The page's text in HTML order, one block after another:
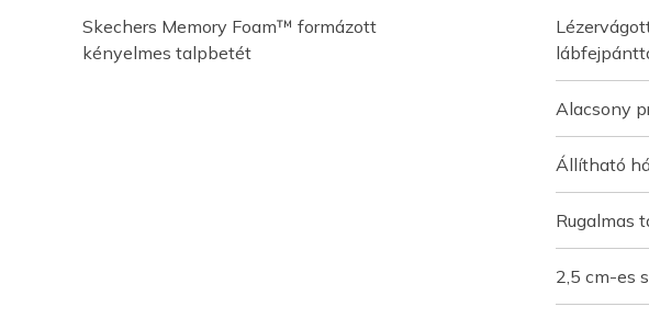
Skechers Memory Foam™ formázott
kényelmes talpbetét
Alacsony
Állítható
Rugalmas
2,5 cm-es